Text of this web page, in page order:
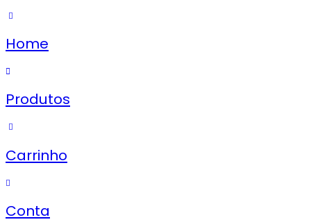
Home
Produtos
Carrinho
Conta